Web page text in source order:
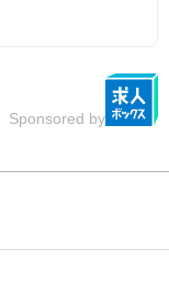
Sponsored by